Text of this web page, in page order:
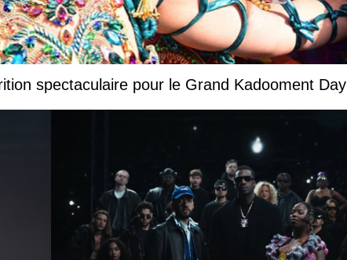
spectaculaire pour le Grand Kadooment Day